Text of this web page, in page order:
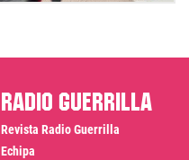
Radio Guerrilla
Revista Radio Guerrilla
Echipa